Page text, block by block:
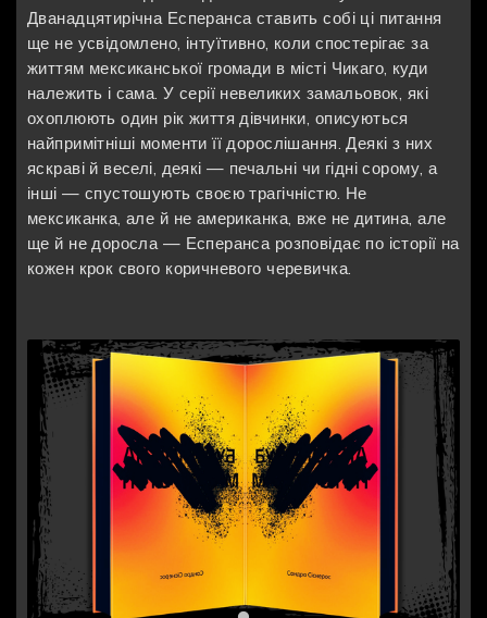
Дванадцятирічна Есперанса ставить собі ці питання
ще не усвідомлено, інтуїтивно, коли спостерігає за
життям мексиканської громади в місті Чикаго, куди
належить і сама. У серії невеликих замальовок, які
охоплюють один рік життя дівчинки, описуються
найпримітніші моменти її дорослішання. Деякі з них
яскраві й веселі, деякі — печальні чи гідні сорому, а
інші — спустошують своєю трагічністю. Не
мексиканка, але й не американка, вже не дитина, але
ще й не доросла — Есперанса розповідає по історії на
кожен крок свого коричневого черевичка.